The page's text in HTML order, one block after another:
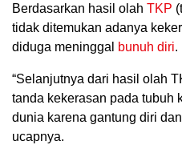
Berdasarkan hasil olah TKP
tidak ditemukan adanya
diduga meninggal
bunuh diri.
“Selanjutnya dari hasil olah
tanda kekerasan pada tubuh
dunia karena gantung diri
ucapnya.